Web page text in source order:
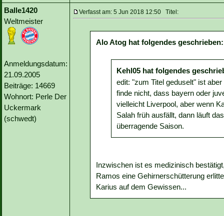
Balle1420
Weltmeister
Anmeldungsdatum:
21.09.2005
Beiträge: 14669
Wohnort: Perle Der
Uckermark
(schwedt)
Verfasst am: 5 Jun 2018 12:50 Titel:
Alo Atog hat folgendes geschrieben:
Kehl05 hat folgendes
edit: "zum Titel geduselt" ist
finde nicht, dass bayern oder
vielleicht Liverpool, aber wenn
Salah früh ausfällt, dann läuft
überragende Saison.
Inzwischen ist es medizinisch
Ramos eine Gehirnerschütterung
Karius auf dem Gewissen...